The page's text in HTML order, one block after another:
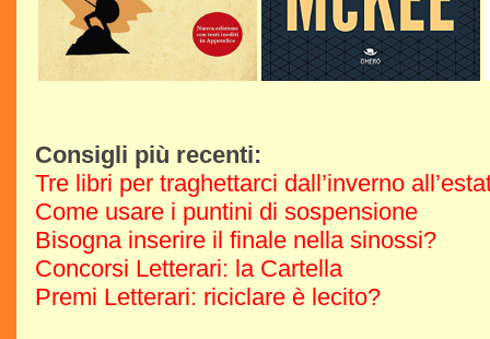
Consigli più recenti:
Tre libri per traghettarci dall’inverno
Come usare i puntini di sospensione
Bisogna inserire il finale nella sinossi?
Concorsi Letterari: la Cartella
Premi Letterari: riciclare è lecito?